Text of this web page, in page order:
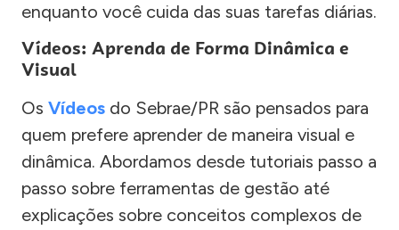
enquanto você cuida das suas tarefas diárias.
Vídeos: Aprenda de Forma Dinâmica e
Visual
Os Vídeos do Sebrae/PR são pensados para
quem prefere aprender de maneira visual e
dinâmica. Abordamos desde tutoriais passo a
passo sobre ferramentas de gestão até
explicações sobre conceitos complexos de